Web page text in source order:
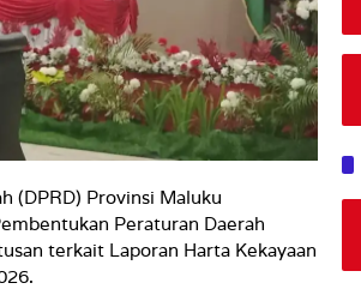
(DPRD) Provinsi Maluku
Peraturan Daerah
terkait Laporan Harta Kekayaan